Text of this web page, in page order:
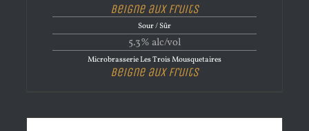
Beigne aux Fruits
Sour / Sûr
5.3% alc/vol
Microbrasserie Les Trois Mousquetaires
Beigne aux Fruits